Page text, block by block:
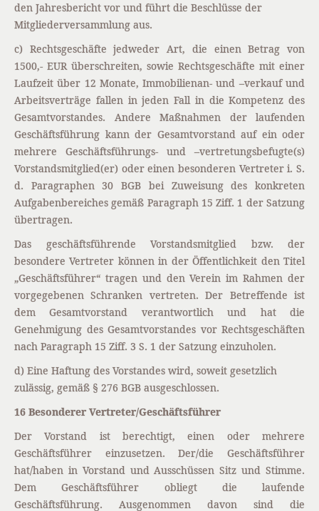
den Jahresbericht vor und führt die Beschlüsse der
Mitgliederversammlung aus.
c) Rechtsgeschäfte jedweder Art, die einen Betrag von
1500,- EUR überschreiten, sowie Rechtsgeschäfte mit einer
Laufzeit über 12 Monate, Immobilienan- und –verkauf und
Arbeitsverträge fallen in jeden Fall in die Kompetenz des
Gesamtvorstandes. Andere Maßnahmen der laufenden
Geschäftsführung kann der Gesamtvorstand auf ein oder
mehrere Geschäftsführungs- und –vertretungsbefugte(s)
Vorstandsmitglied(er) oder einen besonderen Vertreter i. S.
d. Paragraphen 30 BGB bei Zuweisung des konkreten
Aufgabenbereiches gemäß Paragraph 15 Ziff. 1 der Satzung
übertragen.
Das geschäftsführende Vorstandsmitglied bzw. der
besondere Vertreter können in der Öffentlichkeit den Titel
„Geschäftsführer“ tragen und den Verein im Rahmen der
vorgegebenen Schranken vertreten. Der Betreffende ist
dem Gesamtvorstand verantwortlich und hat die
Genehmigung des Gesamtvorstandes vor Rechtsgeschäften
nach Paragraph 15 Ziff. 3 S. 1 der Satzung einzuholen.
d) Eine Haftung des Vorstandes wird, soweit gesetzlich
zulässig, gemäß § 276 BGB ausgeschlossen.
16 Besonderer Vertreter/Geschäftsführer
Der Vorstand ist berechtigt, einen oder mehrere
Geschäftsführer einzusetzen. Der/die Geschäftsführer
hat/haben in Vorstand und Ausschüssen Sitz und Stimme.
Dem Geschäftsführer obliegt die laufende
Geschäftsführung. Ausgenommen davon sind die